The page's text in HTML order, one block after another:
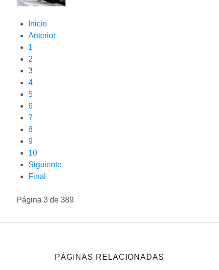
Inicio
Anterior
1
2
3
4
5
6
7
8
9
10
Siguiente
Final
Página 3 de 389
PÁGINAS RELACIONADAS